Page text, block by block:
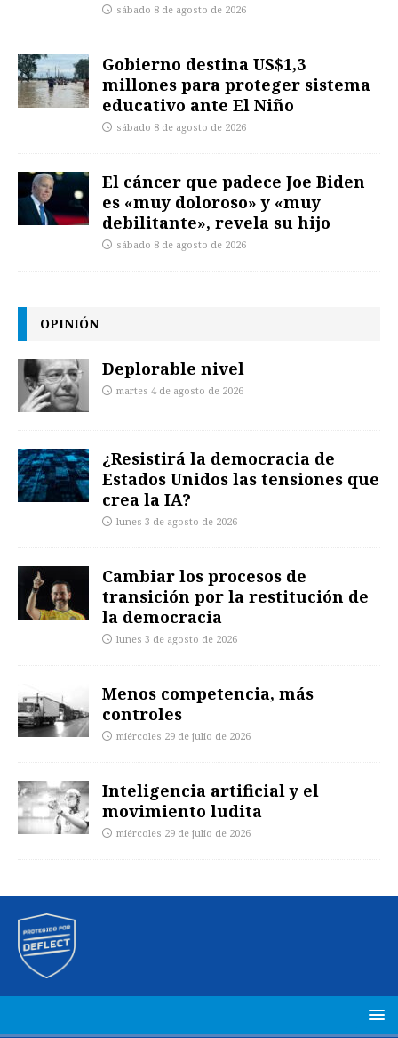
sábado 8 de agosto de 2026
Gobierno destina US$1,3
millones para proteger sistema
educativo ante El Niño
sábado 8 de agosto de 2026
El cáncer que padece Joe Biden
es «muy doloroso» y «muy
debilitante», revela su hijo
sábado 8 de agosto de 2026
OPINIÓN
Deplorable nivel
martes 4 de agosto de 2026
¿Resistirá la democracia de
Estados Unidos las tensiones que
crea la IA?
lunes 3 de agosto de 2026
Cambiar los procesos de
transición por la restitución de
la democracia
lunes 3 de agosto de 2026
Menos competencia, más
controles
miércoles 29 de julio de 2026
Inteligencia artificial y el
movimiento ludita
miércoles 29 de julio de 2026